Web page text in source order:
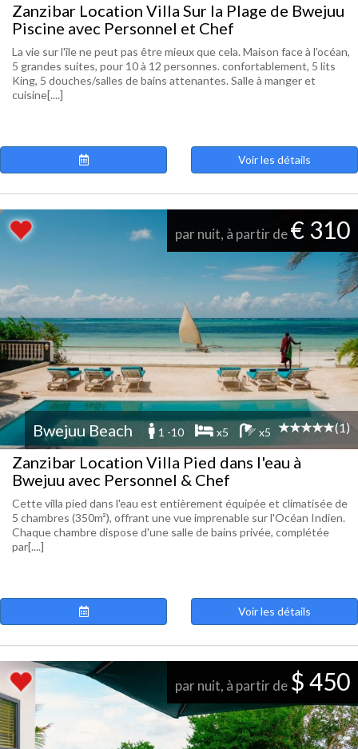
Zanzibar Location Villa Sur la Plage de Bwejuu
Piscine avec Personnel et Chef
La vie sur l'île ne peut pas être mieux que cela. Maison face à l'océan,
5 grandes suites, pour 10 à 12 personnes. confortablement, 5 lits
King, 5 douches/salles de bains attenantes. Salle à manger et
cuisine[....]
Voir les détails
par nuit, à partir de€ 310
Bwejuu Beach 1 -10 x5 x5 (1)
Zanzibar Location Villa Pied dans l'eau à
Bwejuu avec Personnel & Chef
Cette villa pied dans l'eau est entièrement équipée et climatisée de
5 chambres (350m²), offrant une vue imprenable sur l'Océan Indien.
Chaque chambre dispose d'une salle de bains privée, complétée
par[....]
Voir les détails
par nuit, à partir de $ 450